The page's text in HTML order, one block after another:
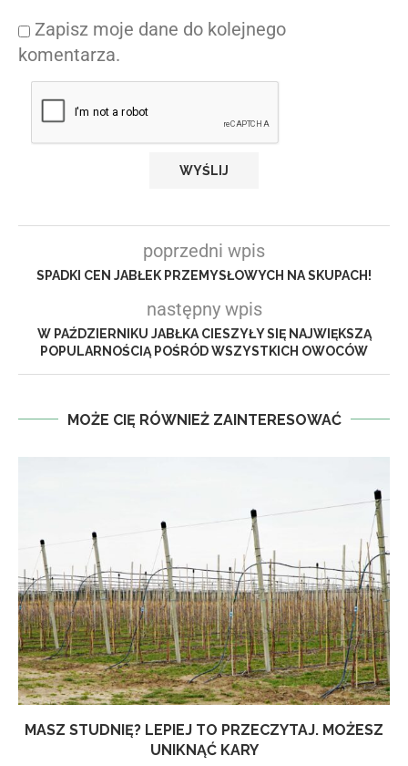
Zapisz moje dane do kolejnego
komentarza.
poprzedni wpis
SPADKI CEN JABŁEK PRZEMYSŁOWYCH NA SKUPACH!
następny wpis
W PAŹDZIERNIKU JABŁKA CIESZYŁY SIĘ NAJWIĘKSZĄ
POPULARNOŚCIĄ POŚRÓD WSZYSTKICH OWOCÓW
MOŻE CIĘ RÓWNIEŻ ZAINTERESOWAĆ
MASZ STUDNIĘ? LEPIEJ TO PRZECZYTAJ. MOŻESZ
UNIKNĄĆ KARY